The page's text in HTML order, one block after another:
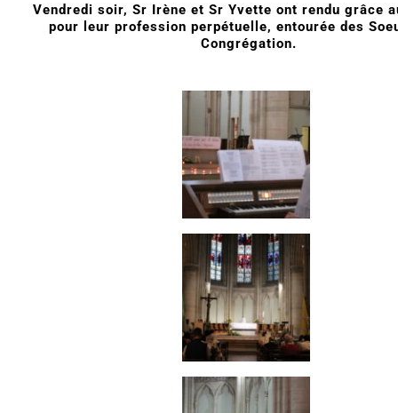
Vendredi soir, Sr Irène et Sr Yvette ont rendu grâce
pour leur profession perpétuelle, entourée des
Congrégation.